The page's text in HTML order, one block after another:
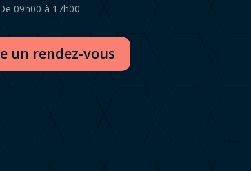
09h00 à 17h00
un rendez-vous